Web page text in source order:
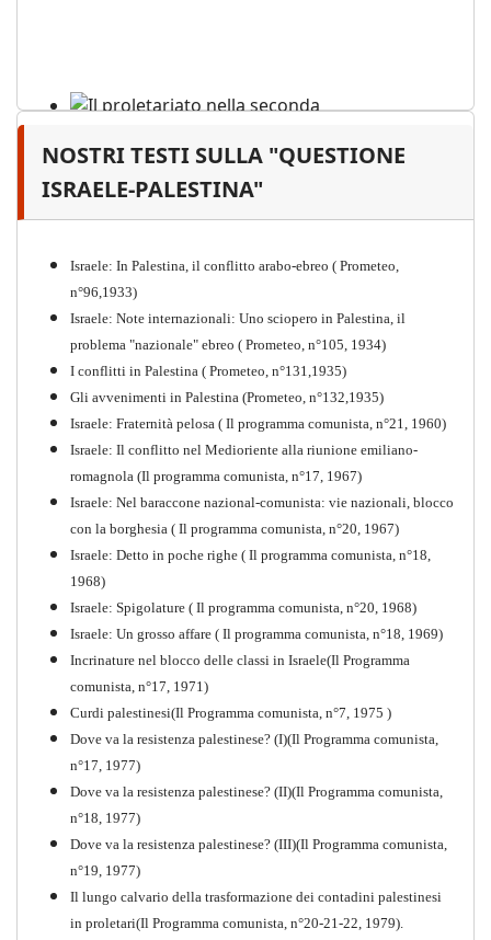
Il proletariato nella seconda
guerra mondiale e nella
Storia della Sinistra
Comunista V
NOSTRI TESTI SULLA "QUESTIONE
ISRAELE-PALESTINA"
Israele: In Palestina, il conflitto arabo-ebreo ( Prometeo,
n°96,1933)
Israele: Note internazionali: Uno sciopero in Palestina, il
problema "nazionale" ebreo ( Prometeo, n°105, 1934)
I conflitti in Palestina ( Prometeo, n°131,1935)
Gli avvenimenti in Palestina (Prometeo, n°132,1935)
Israele: Fraternità pelosa ( Il programma comunista, n°21, 1960)
Israele: Il conflitto nel Medioriente alla riunione emiliano-
romagnola (Il programma comunista, n°17, 1967)
Israele: Nel baraccone nazional-comunista: vie nazionali, blocco
con la borghesia ( Il programma comunista, n°20, 1967)
Israele: Detto in poche righe ( Il programma comunista, n°18,
1968)
Israele: Spigolature ( Il programma comunista, n°20, 1968)
Israele: Un grosso affare ( Il programma comunista, n°18, 1969)
Incrinature nel blocco delle classi in Israele(Il Programma
comunista, n°17, 1971)
Curdi palestinesi(Il Programma comunista, n°7, 1975 )
Dove va la resistenza palestinese? (I)(Il Programma comunista,
n°17, 1977)
Dove va la resistenza palestinese? (II)(Il Programma comunista,
n°18, 1977)
Dove va la resistenza palestinese? (III)(Il Programma comunista,
n°19, 1977)
Il lungo calvario della trasformazione dei contadini palestinesi
in proletari(Il Programma comunista, n°20-21-22, 1979).